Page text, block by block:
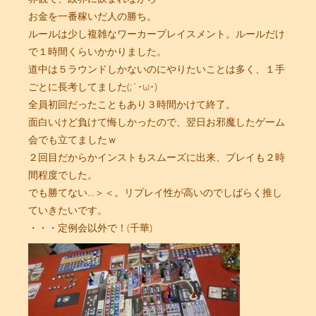
お金を一番稼いだ人の勝ち。
ルールは少し複雑なワーカープレイスメント。ルールだけ
で１時間くらいかかりました。
道中は５ラウンドしかないのにやりたいことは多く、１手
ごとに長考してました(;´･ω･)
全員初回だったこともあり３時間かけて終了。
面白いけど負けて悔しかったので、翌日お邪魔したゲーム
会でも立てましたｗ
２回目だからかインストもスムーズに出来、プレイも２時
間程度でした。
でも勝てない…＞＜。リプレイ性が高いのでしばらく推し
ていきたいです。
・・・定例会以外で！(千華)